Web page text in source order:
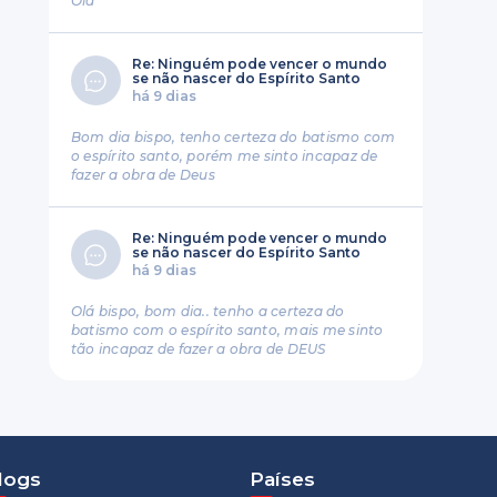
Re: Ninguém pode vencer o mundo
se não nascer do Espírito Santo
há 9 dias
Bom dia bispo, tenho certeza do batismo com
o espírito santo, porém me sinto incapaz de
fazer a obra de Deus
Re: Ninguém pode vencer o mundo
se não nascer do Espírito Santo
há 9 dias
Olá bispo, bom dia.. tenho a certeza do
batismo com o espírito santo, mais me sinto
tão incapaz de fazer a obra de DEUS
Países